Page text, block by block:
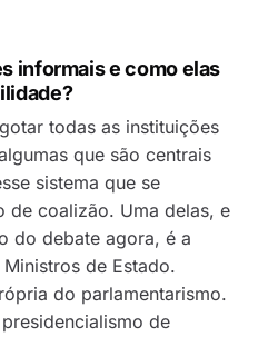
informais e como elas
todas as instituições
que são centrais
sistema que se
de coalizão. Uma delas, e
do debate agora, é a
de Estado.
do parlamentarismo.
de